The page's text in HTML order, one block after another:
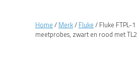
Home / Merk/ Fluke / Fluke FTPL-
meetprobes, zwart en rood met